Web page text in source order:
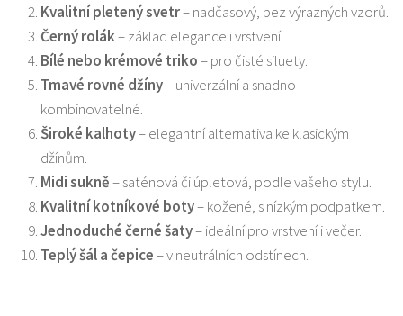
Kvalitní pletený svetr– nadčasový, bez výrazných vzorů.
Černý rolák– základ elegance i vrstvení.
Bílé nebo krémové triko– pro čisté siluety.
Tmavé rovné džíny– univerzální a snadno
kombinovatelné.
Široké kalhoty– elegantní alternativa ke klasickým
džínům.
Midi sukně– saténová či úpletová, podle vašeho stylu.
Kvalitní kotníkové boty– kožené, s nízkým podpatkem.
Jednoduché černé šaty– ideální pro vrstvení i večer.
Teplý šál a čepice– v neutrálních odstínech.